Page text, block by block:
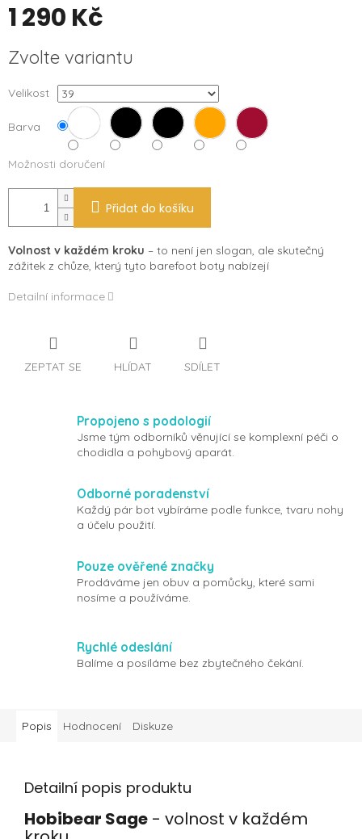
1 290 Kč
cena:
Zvolte variantu
Velikost
Barva
Možnosti doručení
Přidat do košíku
Volnost v každém kroku – to není jen slogan, ale skutečný
zážitek z chůze, který tyto barefoot boty nabízejí
Detailní informace
ZEPTAT SE HLÍDAT SDÍLET
Propojeno s podologií
Jsme tým odborníků věnující se komplexní péči o
chodidla a pohybový aparát.
Odborné poradenství
Každý pár bot vybíráme podle funkce, tvaru nohy
a účelu použití.
Pouze ověřené značky
Prodáváme jen obuv a pomůcky, které sami
nosíme a používáme.
Rychlé odeslání
Balíme a posíláme bez zbytečného čekání.
Popis Hodnocení Diskuze
Detailní popis produktu
Hobibear Sage - volnost v každém